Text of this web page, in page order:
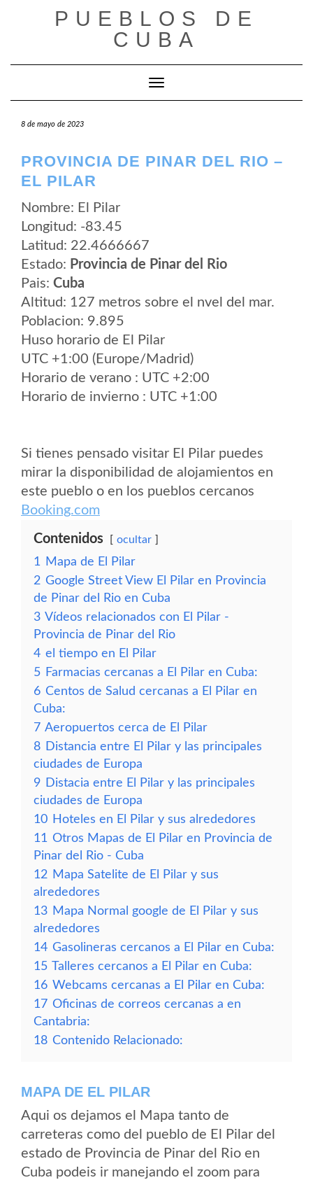
PUEBLOS DE
CUBA
Cambiar modo de navegación
8 de mayo de 2023
PROVINCIA DE PINAR DEL RIO –
EL PILAR
Nombre: El Pilar
Longitud: -83.45
Latitud: 22.4666667
Estado: Provincia de Pinar del Rio
Pais: Cuba
Altitud: 127 metros sobre el nvel del mar.
Poblacion: 9.895
Huso horario de El Pilar
UTC +1:00 (Europe/Madrid)
Horario de verano : UTC +2:00
Horario de invierno : UTC +1:00
Si tienes pensado visitar El Pilar puedes
mirar la disponibilidad de alojamientos en
este pueblo o en los pueblos cercanos
Booking.com
Contenidos ocultar
1
Mapa de El Pilar
2 Google Street View El Pilar en Provincia
de Pinar del Rio en Cuba
3 Vídeos relacionados con El Pilar -
Provincia de Pinar del Rio
4 el tiempo en El Pilar
5 Farmacias cercanas a El Pilar en Cuba:
6 Centos de Salud cercanas a El Pilar en
Cuba:
7 Aeropuertos cerca de El Pilar
8 Distancia entre El Pilar y las principales
ciudades de Europa
9 Distacia entre El Pilar y las principales
ciudades de Europa
10 Hoteles en El Pilar y sus alrededores
11 Otros Mapas de El Pilar en Provincia de
Pinar del Rio - Cuba
12 Mapa Satelite de El Pilar y sus
alrededores
13 Mapa Normal google de El Pilar y sus
alrededores
14 Gasolineras cercanos a El Pilar en Cuba:
15 Talleres cercanos a El Pilar en Cuba:
16 Webcams cercanas a El Pilar en Cuba:
17 Oficinas de correos cercanas a en
Cantabria:
18 Contenido Relacionado:
MAPA DE EL PILAR
Aqui os dejamos el Mapa tanto de
carreteras como del pueblo de El Pilar del
estado de Provincia de Pinar del Rio en
Cuba podeis ir manejando el zoom para